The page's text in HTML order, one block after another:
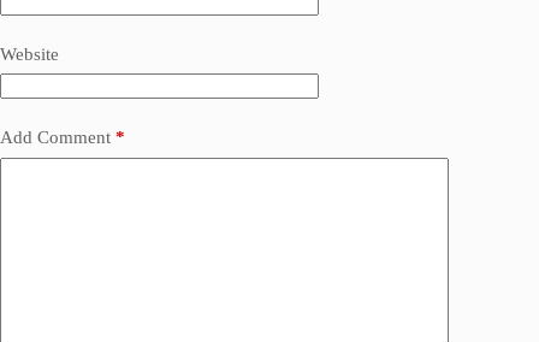
Website
Add Comment *